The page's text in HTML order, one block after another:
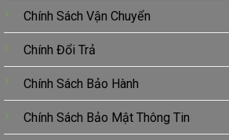
Chính Sách Vận Chuyển
Chính Đổi Trả
Chính Sách Bảo Hành
Chính Sách Bảo Mật Thông Tin